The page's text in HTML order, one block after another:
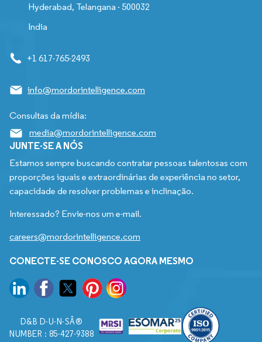
Hyderabad, Telangana - 500032
India
+1 617-765-2493
info@mordorintelligence.com
Consultas da mídia:
media@mordorintelligence.com
JUNTE-SE A NÓS
Estamos sempre buscando contratar pessoas talentosas com
proporções iguais e extraordinárias de experiência no setor,
capacidade de resolver problemas e inclinação.
Interessado? Envie-nos um e-mail.
careers@mordorintelligence.com
CONECTE-SE CONOSCO AGORA MESMO
D&B D-U-N-SÂ®
NUMBER : 85-427-9388